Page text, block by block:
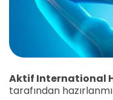
Aktif International
tarafından